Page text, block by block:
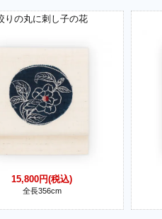
りの丸に刺し子の花
15,800円(税込)
全長356cm